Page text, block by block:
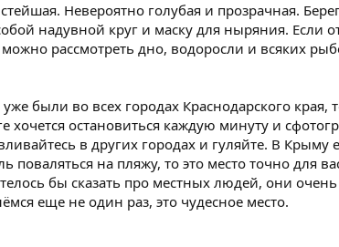
Невероятно голубая и прозрачная.
надувной круг и маску для ныряния. Если
рассмотреть дно, водоросли и всяких
были во всех городах Краснодарского
хочется остановиться каждую минуту и
в других городах и гуляйте. В Крыму
поваляться на пляжу, то это место точно для
бы сказать про местных людей, они
еще не один раз, это чудесное место.